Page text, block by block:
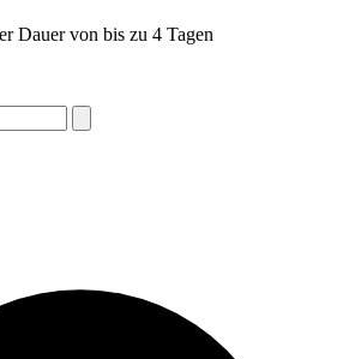
Dauer von bis zu 4 Tagen